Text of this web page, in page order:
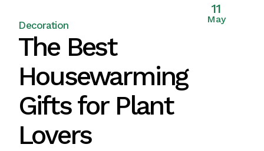
11
May
Decoration
The Best
Housewarming
Gifts for Plant
Lovers